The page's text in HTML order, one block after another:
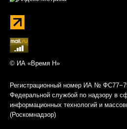
© ИА «Время Н»
Регистрационный номер ИА №
Федеральной службой по надзору в
информационных технологий и
(Роскомнадзор)